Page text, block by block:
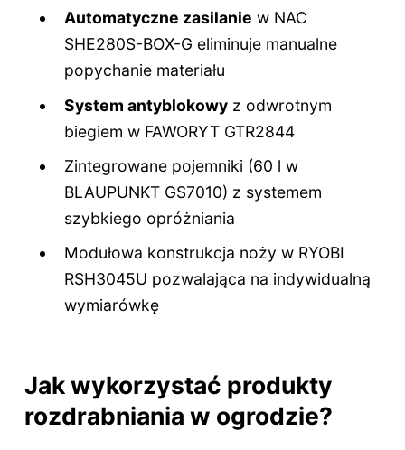
Automatyczne zasilanie w NAC
SHE280S-BOX-G eliminuje manualne
popychanie materiału
System antyblokowy z odwrotnym
biegiem w FAWORYT GTR2844
Zintegrowane pojemniki (60 l w
BLAUPUNKT GS7010) z systemem
szybkiego opróżniania
Modułowa konstrukcja noży w RYOBI
RSH3045U pozwalająca na indywidualną
wymiarówkę
Jak wykorzystać produkty
rozdrabniania w ogrodzie?